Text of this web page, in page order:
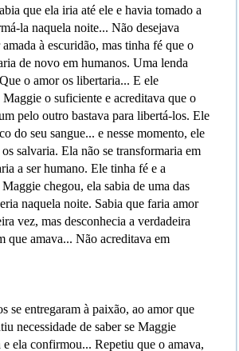
que ela iria até ele e havia tomado a
la naquela noite... Não desejava
à escuridão, mas tinha fé que o
de novo em humanos. Uma lenda
o amor os libertaria... E ele
o suficiente e acreditava que o
pelo outro bastava para libertá-los. Ele
do seu sangue... e nesse momento, ele
salvaria. Ela não se transformaria em
a ser humano. Ele tinha fé e a
chegou, ela sabia de uma das
naquela noite. Sabia que faria amor
vez, mas desconhecia a verdadeira
que amava... Não acreditava em
se entregaram à paixão, ao amor que
necessidade de saber se Maggie
e ela confirmou... Repetiu que o amava,